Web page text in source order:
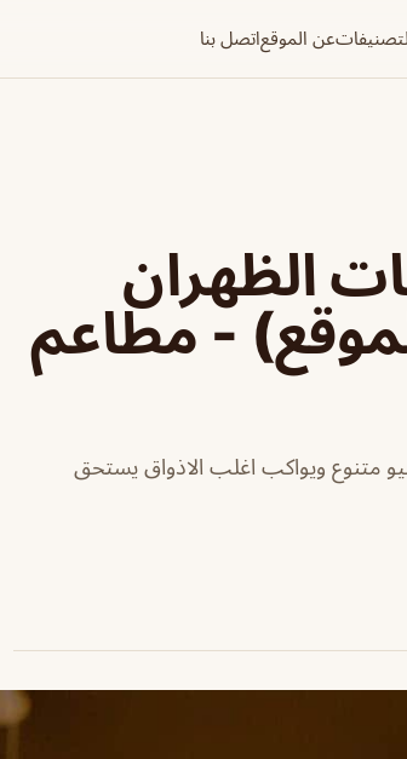
عن الموقعاتصل بنا
الظهران
- مطاعم
متنوع ويواكب اغلب الاذواق يستحق